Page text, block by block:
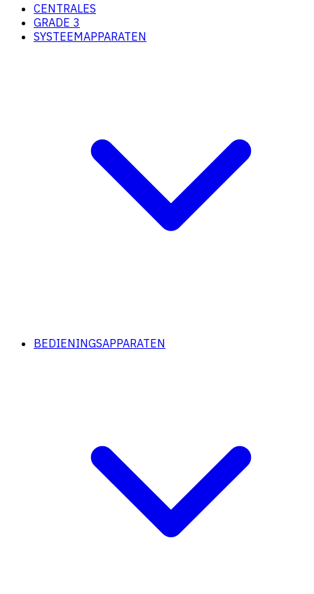
CENTRALES
GRADE 3
SYSTEEMAPPARATEN
BEDIENINGSAPPARATEN